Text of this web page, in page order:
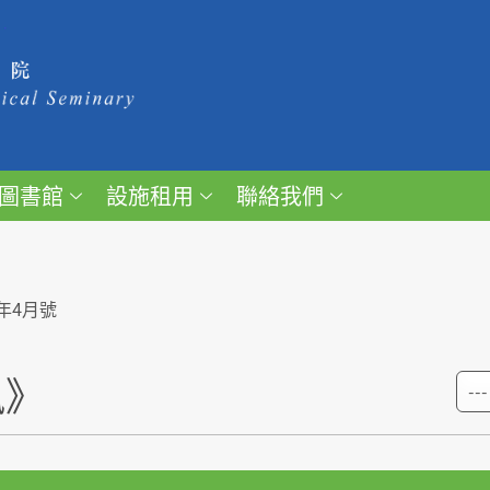
書館 設施租用 聯絡我們
4月號